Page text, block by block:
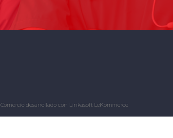
Comercio desarrollado con Linkasoft LeKommerce